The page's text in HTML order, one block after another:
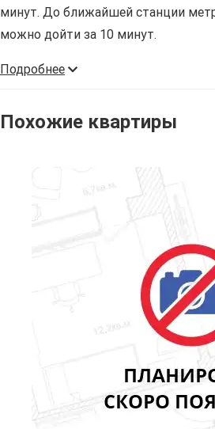
минут. До ближайшей станции
можно дойти за 10 минут.
Подробнее
Похожие квартиры